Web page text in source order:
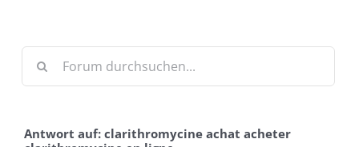
Antwort auf: clarithromycine achat acheter